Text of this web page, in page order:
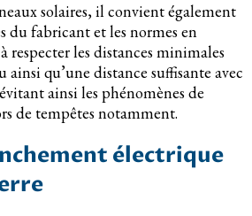
solaires, il convient également
du fabricant et les normes en
respecter les distances minimales
ainsi qu’une distance suffisante avec
ainsi les phénomènes de
de tempêtes notamment.
électrique